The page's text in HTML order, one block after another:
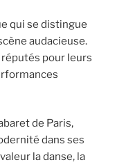
qui se distingue
audacieuse.
pour leurs
de Paris,
dans ses
la danse, la